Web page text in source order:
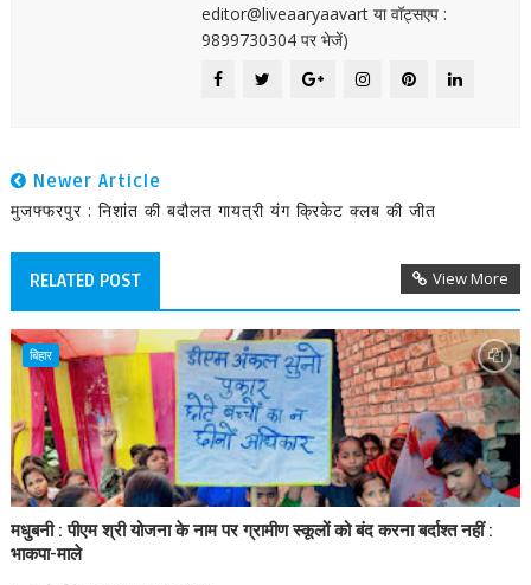
editor@liveaaryaavart या वॉट्सएप :
9899730304 पर भेजें)
Newer Article
मुजफ्फरपुर : निशांत की बदौलत गायत्री यंग क्रिकेट क्लब की जीत
RELATED POST View More
बिहार
मधुबनी : पीएम श्री योजना के नाम पर ग्रामीण स्कूलों को बंद करना बर्दाश्त नहीं :
भाकपा-माले